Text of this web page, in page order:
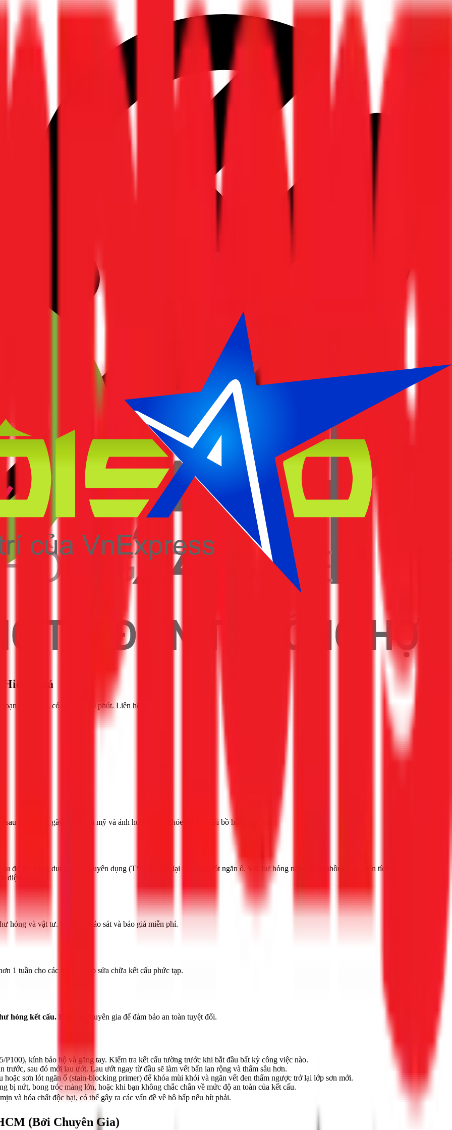
Quả
Thợ giỏi, có mặt sau 30 phút. Liên hệ 1Fix
hỏa hoạn, gây mất thẩm mỹ và ảnh hưởng sức khỏe do hít phải bồ hóng độc hại.
đó lau bằng dung dịch chuyên dụng (TSP) và sơn lại bằng lớp lót ngăn ố. Với hư hỏng nặng (nứt, phồng rộp, diện tích lớn), bắt buộc
diện.
hỏng và vật tư. 1Fix sẽ khảo sát và báo giá miễn phí.
1 tuần cho các trường hợp sửa chữa kết cấu phức tạp.
hỏng kết cấu. Hãy gọi chuyên gia để đảm bảo an toàn tuyệt đối.
kính bảo hộ và găng tay. Kiểm tra kết cấu tường trước khi bắt đầu bất kỳ công việc nào.
sau đó mới lau ướt. Lau ướt ngay từ đầu sẽ làm vết bẩn lan rộng và thấm sâu hơn.
sơn lót ngăn ố (stain-blocking primer) để khóa mùi khói và ngăn vết đen thấm ngược trở lại lớp sơn mới.
bị nứt, bong tróc mảng lớn, hoặc khi bạn không chắc chắn về mức độ an toàn của kết cấu.
và hóa chất độc hại, có thể gây ra các vấn đề về hô hấp nếu hít phải.
(Bởi Chuyên Gia)